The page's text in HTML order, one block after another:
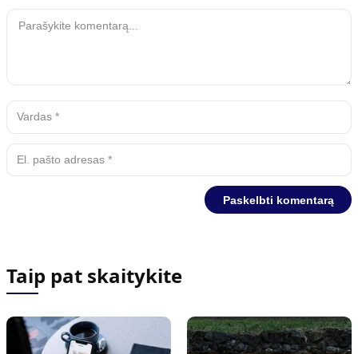
Taip pat skaitykite